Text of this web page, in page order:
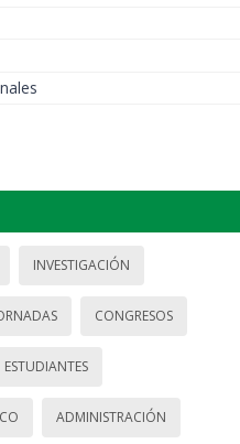
INVESTIGACIÓN
CONGRESOS
ESTUDIANTES
ADMINISTRACIÓN